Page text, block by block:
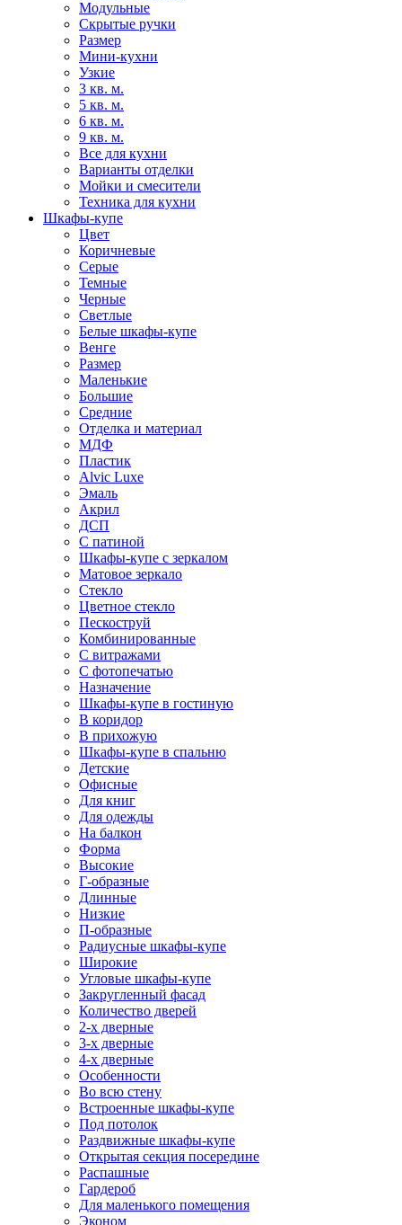
Модульные
Скрытые ручки
Размер
Мини-кухни
Узкие
3 кв. м.
5 кв. м.
6 кв. м.
9 кв. м.
Все для кухни
Варианты отделки
Мойки и смесители
Техника для кухни
Шкафы-купе
Цвет
Коричневые
Серые
Темные
Черные
Светлые
Белые шкафы-купе
Венге
Размер
Маленькие
Большие
Средние
Отделка и материал
МДФ
Пластик
Alvic Luxe
Эмаль
Акрил
ДСП
С патиной
Шкафы-купе с зеркалом
Матовое зеркало
Стекло
Цветное стекло
Пескоструй
Комбинированные
С витражами
С фотопечатью
Назначение
Шкафы-купе в гостиную
В коридор
В прихожую
Шкафы-купе в спальню
Детские
Офисные
Для книг
Для одежды
На балкон
Форма
Высокие
Г-образные
Длинные
Низкие
П-образные
Радиусные шкафы-купе
Широкие
Угловые шкафы-купе
Закругленный фасад
Количество дверей
2-х дверные
3-х дверные
4-х дверные
Особенности
Во всю стену
Встроенные шкафы-купе
Под потолок
Раздвижные шкафы-купе
Открытая секция посередине
Распашные
Гардероб
Для маленького помещения
Эконом